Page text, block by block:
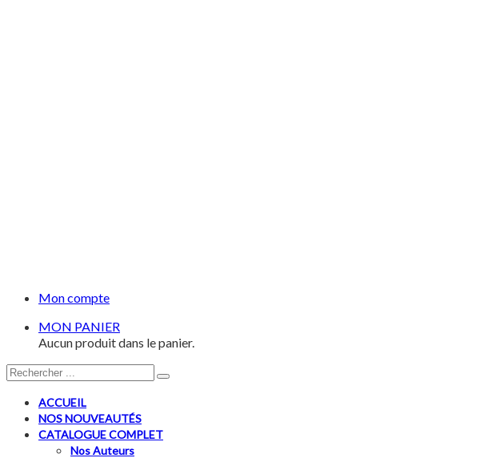
Mon compte
MON PANIER
Aucun produit dans le panier.
ACCUEIL
NOS NOUVEAUTÉS
CATALOGUE COMPLET
Nos Auteurs